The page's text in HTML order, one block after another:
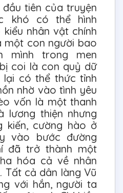
tiên của truyện
khó có thể hình
nhân vật chính
một con người bao
mình trong men
coi là con quỷ dữ
có thể thức tỉnh
nhờ vào tình yêu
vốn là một thanh
lương thiện nhưng
kiến, cường hào ở
vào bước đường
đã trở thành một
hóa cả về nhân
Tất cả dân làng Vũ
với hắn, người ta